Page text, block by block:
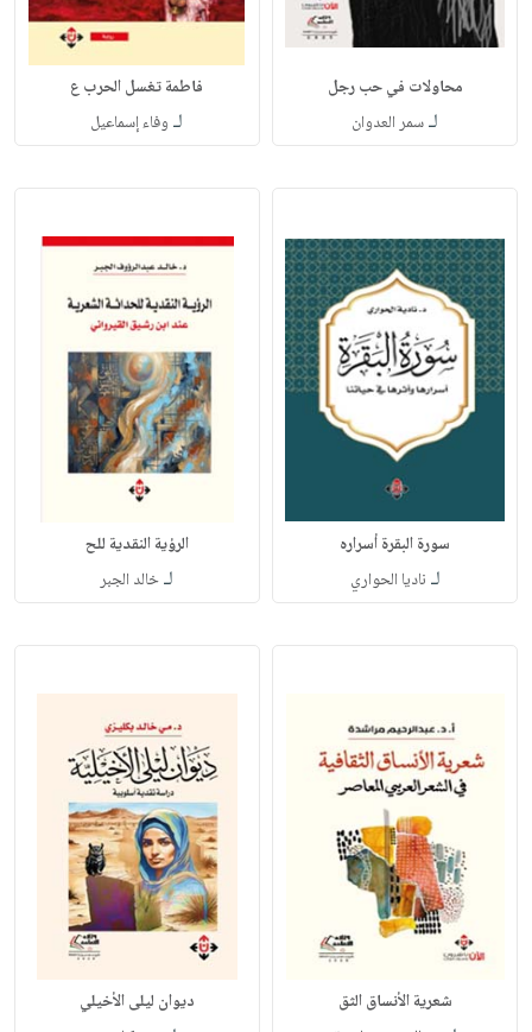
محاولات في حب رجل
لـسمر العدوان
فاطمة تغسل الحرب ع
لـ وفاء إسماعيل
سورة البقرة أسراره
لـ ناديا الحواري
الرؤية النقدية للح
لـخالد الجبر
شعرية الأنساق الثق ديوان ليلى الأخيلي